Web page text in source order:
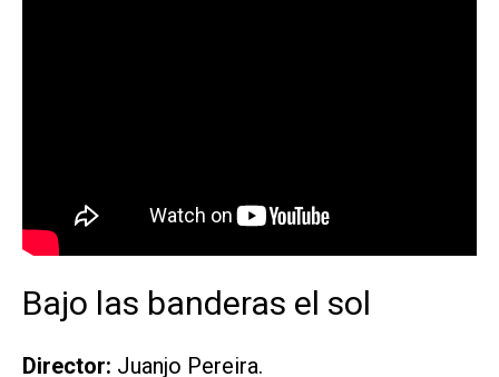
Bajo las banderas el sol
Director: Juanjo Pereira.